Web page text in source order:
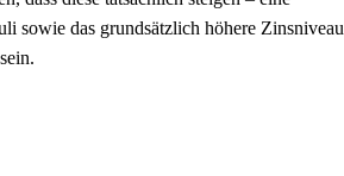
sowie das grundsätzlich höhere Zinsniveau